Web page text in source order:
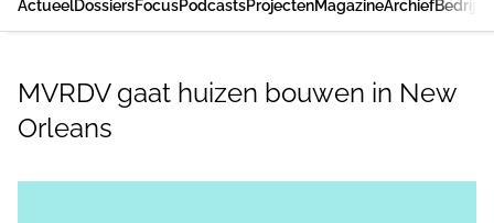
ActueelDossiersFocusPodcastsProjectenMagazineArchief
MVRDV gaat huizen bouwen in New
Orleans